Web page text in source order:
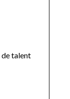
de talent